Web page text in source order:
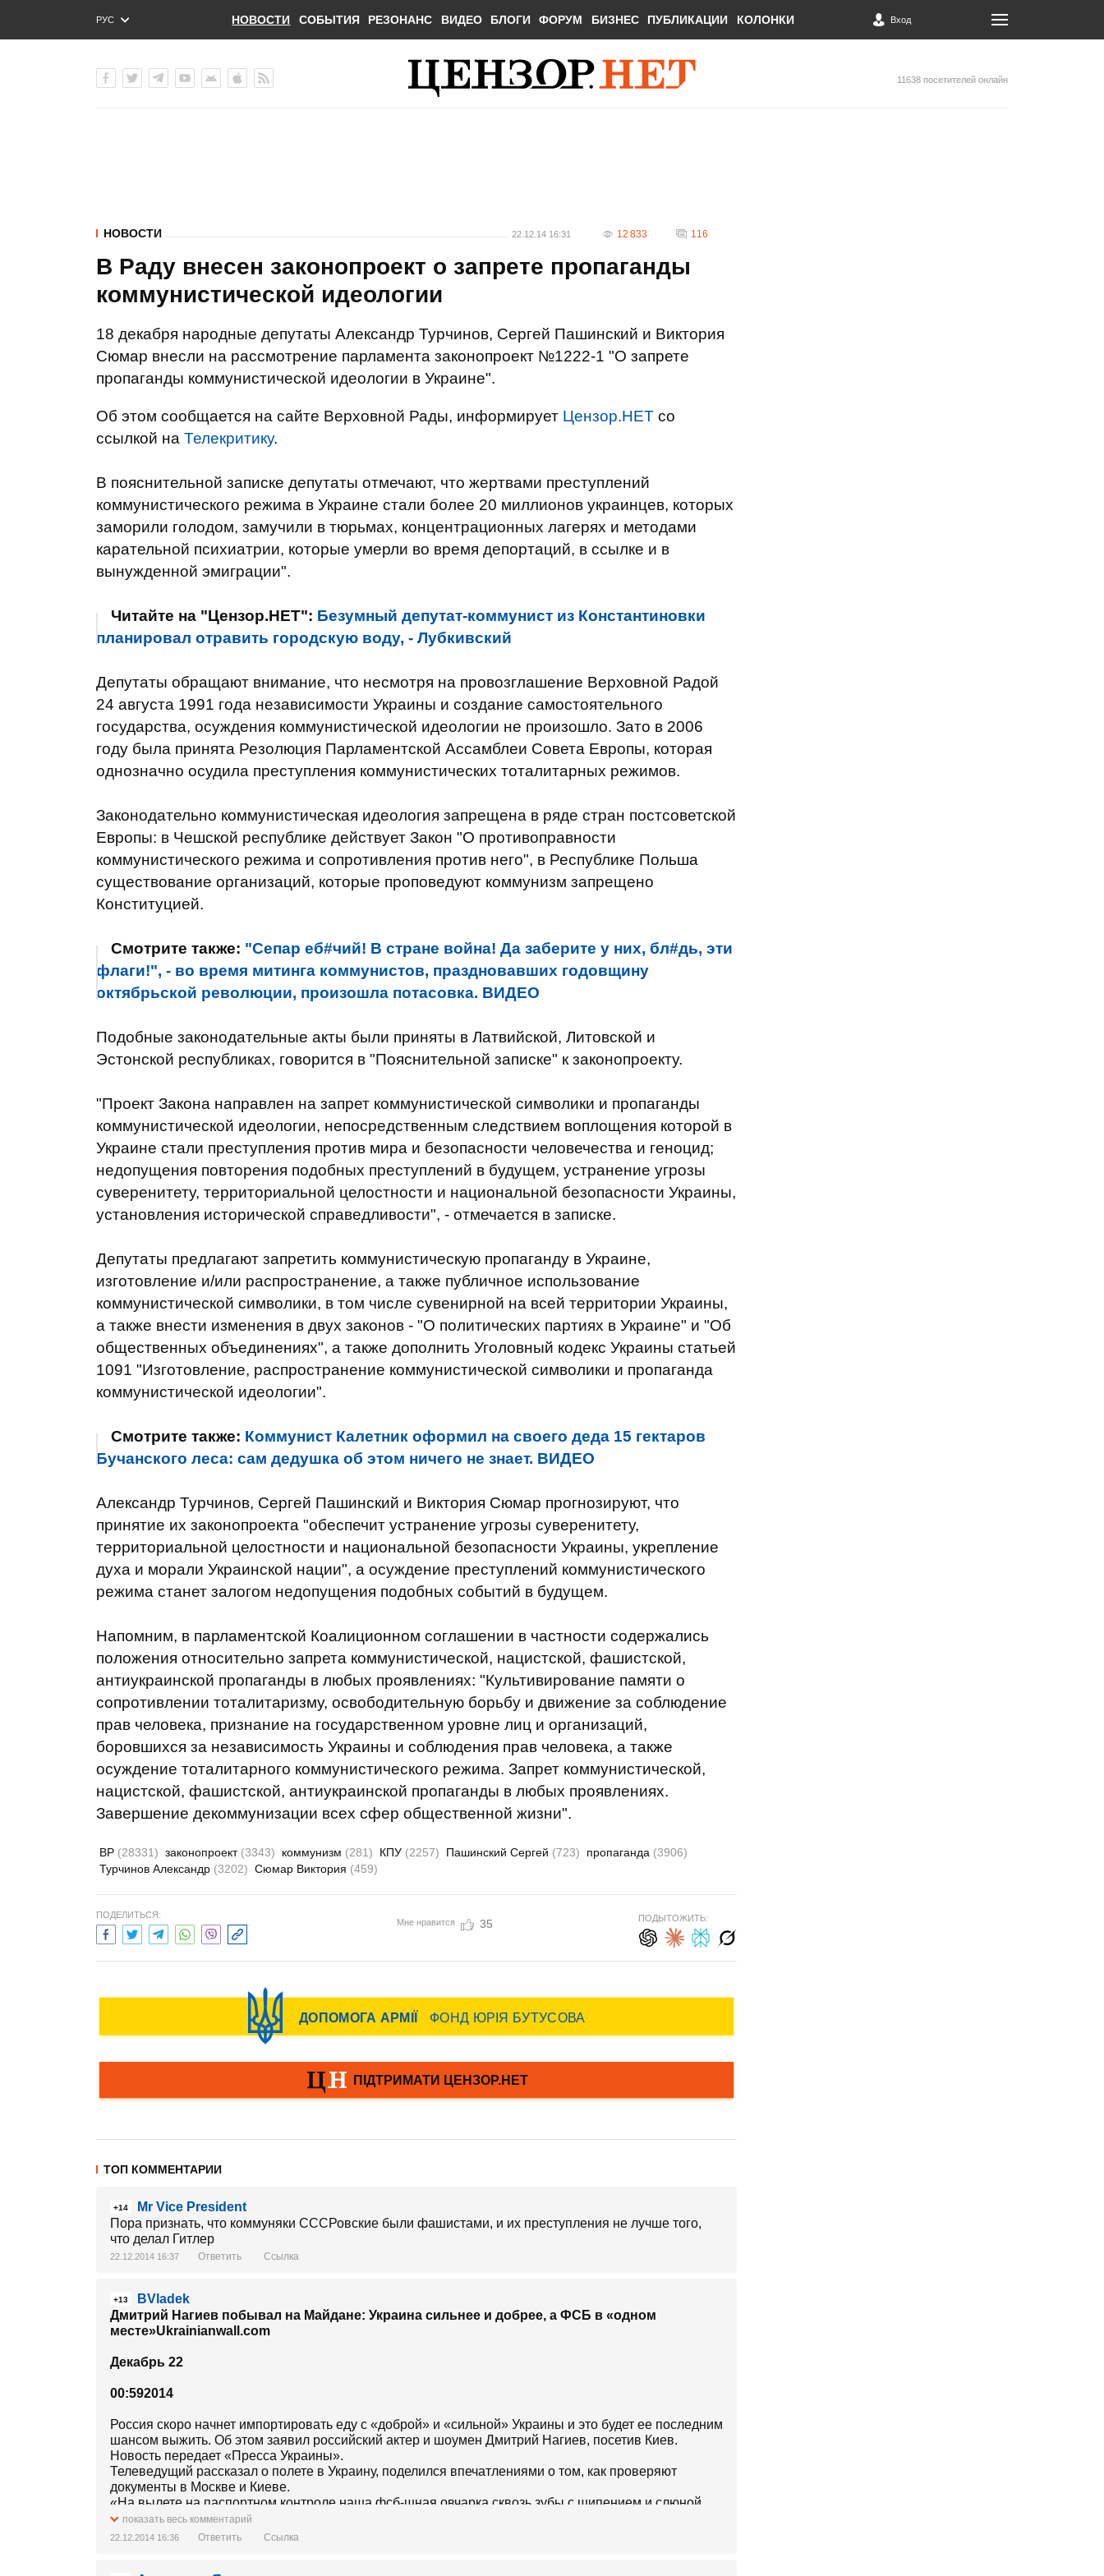
РУС
ENG
НОВОСТИ СОБЫТИЯ РЕЗОНАНС ВИДЕО БЛОГИ ФОРУМ БИЗНЕС ПУБЛИКАЦИИ КОЛОНКИ Вход
11638 посетителей онлайн
НОВОСТИ 22.12.14 16:31 12 833 116
В Раду внесен законопроект о запрете пропаганды
коммунистической идеологии
18 декабря народные депутаты Александр Турчинов, Сергей Пашинский и Виктория
Сюмар внесли на рассмотрение парламента законопроект №1222-1 "О запрете
пропаганды коммунистической идеологии в Украине".
Об этом сообщается на сайте Верховной Рады, информирует Цензор.НЕТ со
ссылкой на Телекритику.
В пояснительной записке депутаты отмечают, что жертвами преступлений
коммунистического режима в Украине стали более 20 миллионов украинцев, которых
заморили голодом, замучили в тюрьмах, концентрационных лагерях и методами
карательной психиатрии, которые умерли во время депортаций, в ссылке и в
вынужденной эмиграции".
Читайте на "Цензор.НЕТ": Безумный депутат-коммунист из Константиновки
планировал отравить городскую воду, - Лубкивский
Депутаты обращают внимание, что несмотря на провозглашение Верховной Радой
24 августа 1991 года независимости Украины и создание самостоятельного
государства, осуждения коммунистической идеологии не произошло. Зато в 2006
году была принята Резолюция Парламентской Ассамблеи Совета Европы, которая
однозначно осудила преступления коммунистических тоталитарных режимов.
Законодательно коммунистическая идеология запрещена в ряде стран постсоветской
Европы: в Чешской республике действует Закон "О противоправности
коммунистического режима и сопротивления против него", в Республике Польша
существование организаций, которые проповедуют коммунизм запрещено
Конституцией.
Смотрите также: "Сепар еб#чий! В стране война! Да заберите у них, бл#дь, эти
флаги!", - во время митинга коммунистов, праздновавших годовщину
октябрьской революции, произошла потасовка. ВИДЕО
Подобные законодательные акты были приняты в Латвийской, Литовской и
Эстонской республиках, говорится в "Пояснительной записке" к законопроекту.
"Проект Закона направлен на запрет коммунистической символики и пропаганды
коммунистической идеологии, непосредственным следствием воплощения которой в
Украине стали преступления против мира и безопасности человечества и геноцид;
недопущения повторения подобных преступлений в будущем, устранение угрозы
суверенитету, территориальной целостности и национальной безопасности Украины,
установления исторической справедливости", - отмечается в записке.
Депутаты предлагают запретить коммунистическую пропаганду в Украине,
изготовление и/или распространение, а также публичное использование
коммунистической символики, в том числе сувенирной на всей территории Украины,
а также внести изменения в двух законов - "О политических партиях в Украине" и "Об
общественных объединениях", а также дополнить Уголовный кодекс Украины статьей
1091 "Изготовление, распространение коммунистической символики и пропаганда
коммунистической идеологии".
Смотрите также: Коммунист Калетник оформил на своего деда 15 гектаров
Бучанского леса: сам дедушка об этом ничего не знает. ВИДЕО
Александр Турчинов, Сергей Пашинский и Виктория Сюмар прогнозируют, что
принятие их законопроекта "обеспечит устранение угрозы суверенитету,
территориальной целостности и национальной безопасности Украины, укрепление
духа и морали Украинской нации", а осуждение преступлений коммунистического
режима станет залогом недопущения подобных событий в будущем.
Напомним, в парламентской Коалиционном соглашении в частности содержались
положения относительно запрета коммунистической, нацистской, фашистской,
антиукраинской пропаганды в любых проявлениях: "Культивирование памяти о
сопротивлении тоталитаризму, освободительную борьбу и движение за соблюдение
прав человека, признание на государственном уровне лиц и организаций,
боровшихся за независимость Украины и соблюдения прав человека, а также
осуждение тоталитарного коммунистического режима. Запрет коммунистической,
нацистской, фашистской, антиукраинской пропаганды в любых проявлениях.
Завершение декоммунизации всех сфер общественной жизни".
ВР (28331) законопроект (3343) коммунизм (281) КПУ (2257) Пашинский Сергей (723) пропаганда (3906)
Турчинов Александр (3202) Сюмар Виктория (459)
ПОДЕЛИТЬСЯ:
Мне нравится 35 ПОДЫТОЖИТЬ:
ТОП КОММЕНТАРИИ
+14
Mr Vice President
Пора признать, что коммуняки СССРовские были фашистами, и их преступления не лучше того,
что делал Гитлер
22.12.2014 16:37 Ответить Ссылка
+13
BVladek
Дмитрий Нагиев побывал на Майдане: Украина сильнее и добрее, а ФСБ в «одном
месте»Ukrainianwall.com
Декабрь 22
00:592014
Россия скоро начнет импортировать еду с «доброй» и «сильной» Украины и это будет ее последним
шансом выжить. Об этом заявил российский актер и шоумен Дмитрий Нагиев, посетив Киев.
Новость передает «Пресса Украины».
Телеведущий рассказал о полете в Украину, поделился впечатлениями о том, как проверяют
документы в Москве и Киеве.
«На вылете на паспортном контроле наша фсб-шная овчарка сквозь зубы с шипением и слюной
процедила: «зачччем в-Ки-киев?» И долго крутила мой паспорт, просвечивала страницы, потом
еще кого-то звала, и они вместе сверяли меня живого с фото», - отметил Нагиев.
показать весь комментарий
22.12.2014 16:36 Ответить Ссылка